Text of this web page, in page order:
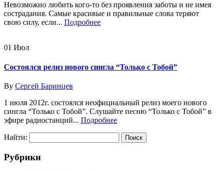
Невозможно любить кого-то без проявления заботы и не имея
сострадания. Самые красивые и правильные слова теряют
свою силу, если... Подробнее
01 Июл
Состоялся релиз нового сингла “Только с Тобой”
By Сергей Баринцев
1 июля 2012г. состоялся неофициальный релиз моего нового
сингла “Только с Тобой”. Слушайте песню “Только с Тобой” в
эфире радиостанций... Подробнее
Найти:
Рубрики